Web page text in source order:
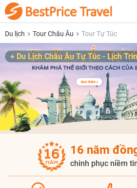
Du lịch Tour Châu Âu Tour Tự Túc
+ Du Lịch Châu Âu Tự Túc - Lịch
16 năm
chinh phục niềm